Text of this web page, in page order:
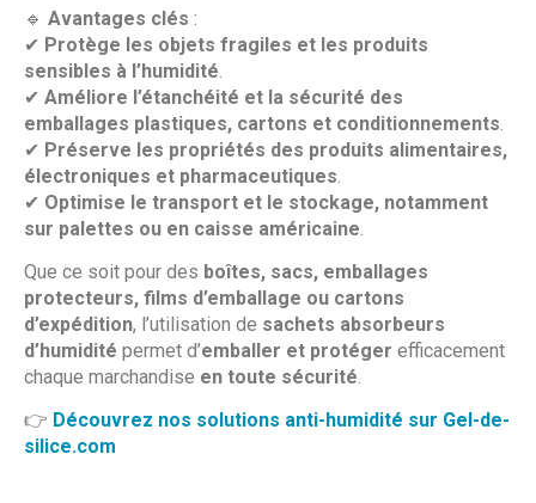
🔹 Avantages clés :
✔ Protège les objets fragiles et les produits
sensibles à l’humidité
✔ Améliore l’étanchéité et la sécurité des
emballages plastiques, cartons et conditionnements
✔ Préserve les propriétés des produits alimentaires,
électroniques et pharmaceutiques
✔ Optimise le transport et le stockage, notamment
sur palettes ou en caisse américaine
Que ce soit pour des boîtes, sacs, emballages
protecteurs, films d’emballage ou cartons
d’expédition, l’utilisation de sachets absorbeurs
d’humidité permet d’emballer et protéger efficacement
chaque marchandise en toute sécurité.
👉 Découvrez nos solutions anti-humidité sur Gel-de-
silice.com